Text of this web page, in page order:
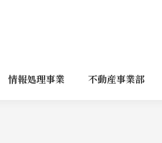
情報処理事業 不動産事業部